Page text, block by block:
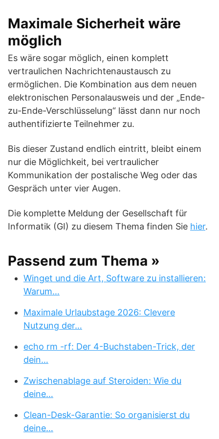
Maximale Sicherheit wäre
möglich
Es wäre sogar möglich, einen komplett
vertraulichen Nachrichtenaustausch zu
ermöglichen. Die Kombination aus dem neuen
elektronischen Personalausweis und der „Ende-
zu-Ende-Verschlüsselung“ lässt dann nur noch
authentifizierte Teilnehmer zu.
Bis dieser Zustand endlich eintritt, bleibt einem
nur die Möglichkeit, bei vertraulicher
Kommunikation der postalische Weg oder das
Gespräch unter vier Augen.
Die komplette Meldung der Gesellschaft für
Informatik (GI) zu diesem Thema finden Sie hier.
Passend zum Thema »
Winget und die Art, Software zu installieren:
Warum…
Maximale Urlaubstage 2026: Clevere
Nutzung der…
echo rm -rf: Der 4-Buchstaben-Trick, der
dein…
Zwischenablage auf Steroiden: Wie du
deine…
Clean-Desk-Garantie: So organisierst du
deine…